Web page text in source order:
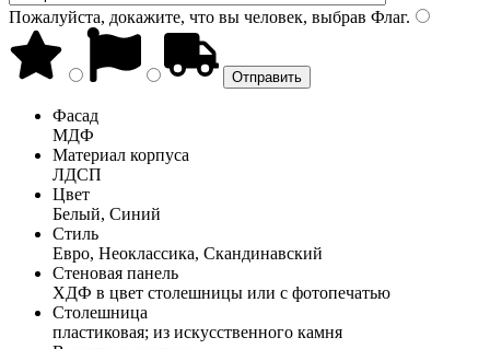
Пожалуйста, докажите, что вы человек, выбрав Флаг.
Фасад
МДФ
Материал корпуса
ЛДСП
Цвет
Белый, Синий
Стиль
Евро, Неоклассика, Скандинавский
Стеновая панель
ХДФ в цвет столешницы или с фотопечатью
Столешница
пластиковая; из искусственного камня